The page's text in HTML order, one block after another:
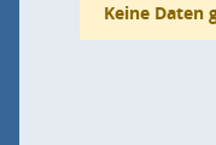
Keine Daten